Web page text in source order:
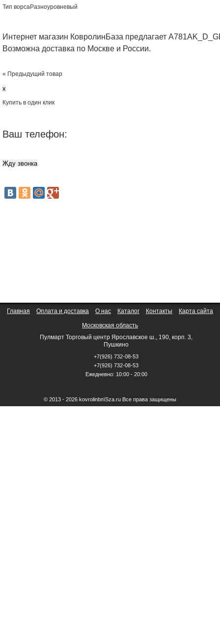
Тип ворсаРазноуровневый
Интернет магазин КовролинБаза предлагает
Возможна доставка по Москве и России.
« Предыдущий товар
x
Купить в один клик
Ваш телефон:
Главная Оплата и доставка О нас Каталог Контакты Карта сайта
Московская область
Пулмарт Торговый центр Ярославское ш., 190, корп. 3,
Пушкино
+7(926) 732-08-53
+7(926) 732-08-53
Ежедневно: 10:00 - 20:00
© 2013 - 2026 kovrolinbпїЅza.ru Все права защищены